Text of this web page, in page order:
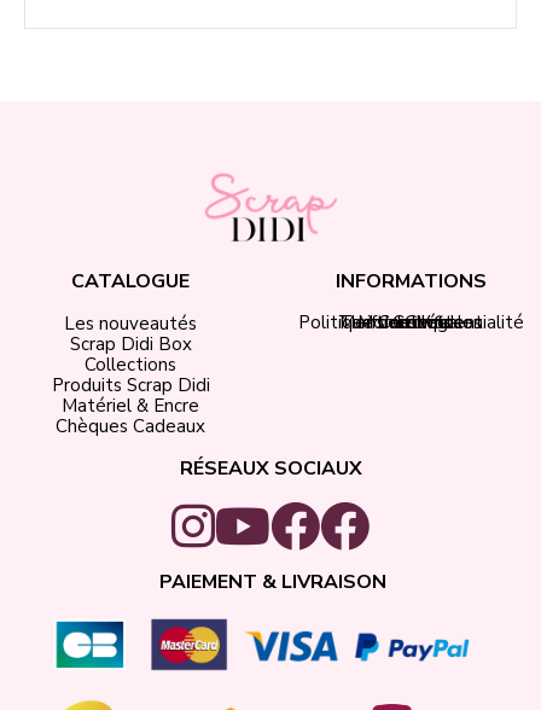
CATALOGUE
Les nouveautés
Scrap Didi Box
Collections
Produits Scrap Didi
Matériel & Encre
Chèques Cadeaux
INFORMATIONS
Contact
Mon compte
CGV
Politique de confidentialité
Mentions légales
Tarifs de livraison
RÉSEAUX SOCIAUX
PAIEMENT & LIVRAISON